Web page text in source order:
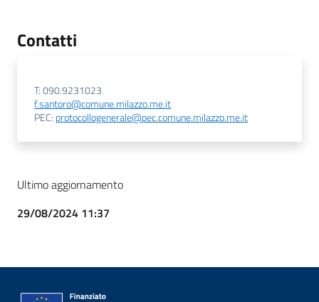
Contatti
T: 090.9231023
f.santoro@comune.milazzo.me.it
PEC: protocollogenerale@pec.comune.milazzo.me.it
Ultimo aggiornamento
29/08/2024 11:37